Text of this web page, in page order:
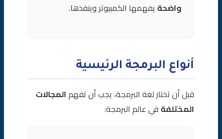
واضحة يفهمها الكمبيوتر وينفذها.
أنواع البرمجة الرئيسية
قبل أن تختار لغة البرمجة، يجب أن تفهمالمجالات
المختلفة في عالم البرمجة: